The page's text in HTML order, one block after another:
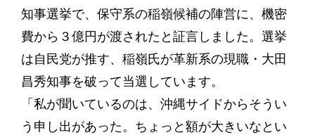
知事選挙で、保守系の稲嶺候補の陣営に、機密
費から３億円が渡されたと証言しました。選挙
は自民党が推す、稲嶺氏が革新系の現職・大田
昌秀知事を破って当選しています。
「私が聞いているのは、沖縄サイドからそうい
う申し出があった。ちょっと額が大きいなとい